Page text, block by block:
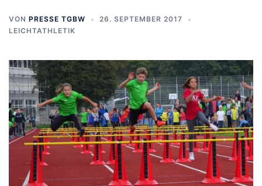
VON PRESSE TGBW
26. SEPTEMBER 2017
LEICHTATHLETIK